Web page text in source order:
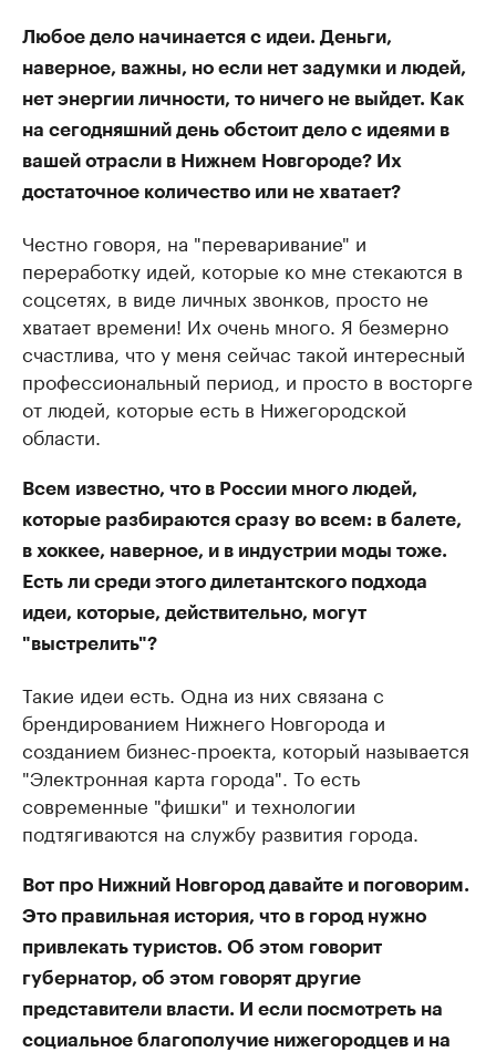
Любое дело начинается с идеи. Деньги,
наверное, важны, но если нет задумки и людей,
нет энергии личности, то ничего не выйдет. Как
на сегодняшний день обстоит дело с идеями в
вашей отрасли в Нижнем Новгороде? Их
достаточное количество или не хватает?
Честно говоря, на "переваривание" и
переработку идей, которые ко мне стекаются в
соцсетях, в виде личных звонков, просто не
хватает времени! Их очень много. Я безмерно
счастлива, что у меня сейчас такой интересный
профессиональный период, и просто в восторге
от людей, которые есть в Нижегородской
области.
Всем известно, что в России много людей,
которые разбираются сразу во всем: в балете,
в хоккее, наверное, и в индустрии моды тоже.
Есть ли среди этого дилетантского подхода
идеи, которые, действительно, могут
"выстрелить"?
Такие идеи есть. Одна из них связана с
брендированием Нижнего Новгорода и
созданием бизнес-проекта, который называется
"Электронная карта города". То есть
современные "фишки" и технологии
подтягиваются на службу развития города.
Вот про Нижний Новгород давайте и поговорим.
Это правильная история, что в город нужно
привлекать туристов. Об этом говорит
губернатор, об этом говорят другие
представители власти. И если посмотреть на
социальное благополучие нижегородцев и на